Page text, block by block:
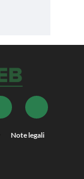
Note legali